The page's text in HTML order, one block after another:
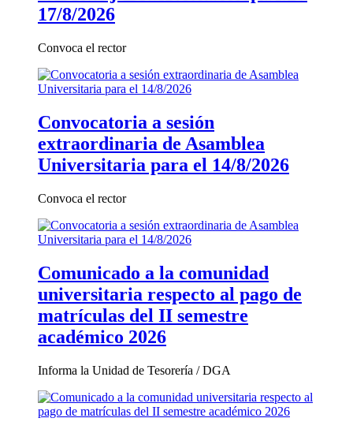
17/8/2026
Convoca el rector
Convocatoria a sesión
extraordinaria de Asamblea
Universitaria para el 14/8/2026
Convoca el rector
Comunicado a la comunidad
universitaria respecto al pago de
matrículas del II semestre
académico 2026
Informa la Unidad de Tesorería / DGA